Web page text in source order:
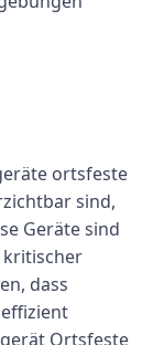
ortsfeste
sind,
Geräte sind
kritischer
dass
Ortsfeste